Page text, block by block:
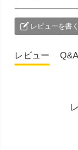
レビューを書く
レビュー Q&A